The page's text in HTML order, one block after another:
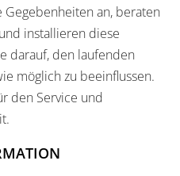
Gegebenheiten an, beraten
installieren diese
darauf, den laufenden
möglich zu beeinflussen.
den Service und